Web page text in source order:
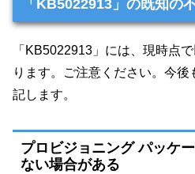
「KB5022913」の既知の
「KB5022913」には、現時点
ります。ご注意ください。今
記します。
プロビジョニング パッケ
ない場合がある